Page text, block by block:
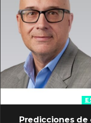
Predicciones de